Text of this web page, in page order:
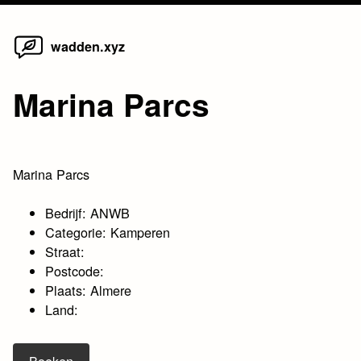
Skip
wadden.xyz
Marina Parcs
Marina Parcs
Bedrijf: ANWB
Categorie: Kamperen
Straat:
Postcode:
Plaats: Almere
Land: